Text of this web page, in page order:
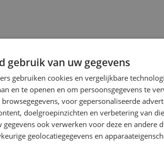
gebruik van uw gegevens
gebruiken cookies en vergelijkbare
en te openen en om persoonsgegevens te
voor gepersonaliseerde
doelgroepinzichten en verbetering van
gegevens ook verwerken voor deze en andere
geolocatiegegevens en